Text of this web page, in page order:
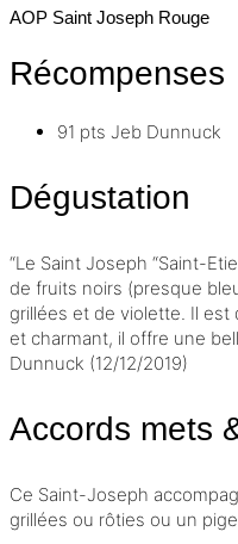
AOP Saint Joseph Rouge
Récompenses
91 pts Jeb Dunnuck
Dégustation
“Le Saint Joseph “Saint-
de fruits noirs (presque
grillées et de violette. Il est
et charmant, il offre une
Dunnuck (12/12/2019)
Accords mets
Ce Saint-Joseph
grillées ou rôties ou un